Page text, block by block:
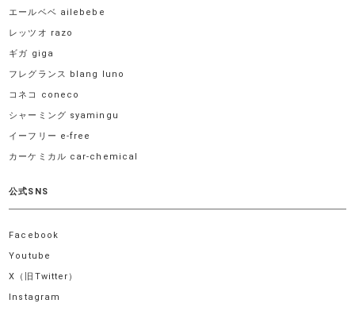
エールベベ ailebebe
レッツオ razo
ギガ giga
フレグランス blang luno
コネコ coneco
シャーミング syamingu
イーフリー e-free
カーケミカル car-chemical
公式SNS
Facebook
Youtube
X（旧Twitter）
Instagram